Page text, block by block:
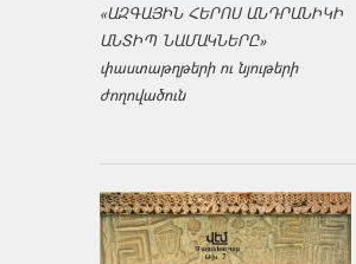
«ԱԶԳԱՅԻՆ ՀԵՐՈՍ ԱՆԴՐԱՆԻԿԻ
ԱՆՏԻՊ ՆԱՄԱԿՆԵՐԸ»
փաստաթղթերի ու նյութերի
ժողովածուն